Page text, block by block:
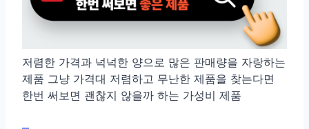
저렴한 가격과 넉넉한 양으로 많은 판매량을 자랑하는
제품 그냥 가격대 저렴하고 무난한 제품을 찾는다면
한번 써보면 괜찮지 않을까 하는 가성비 제품